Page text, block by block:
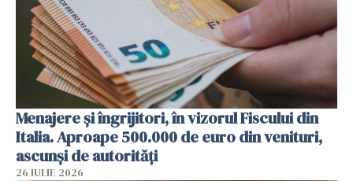
Menajere și îngrijitori, în vizorul Fiscului din
Italia. Aproape 500.000 de euro din venituri,
ascunși de autorități
26 IULIE 2026